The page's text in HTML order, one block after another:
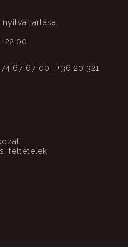
tartása:
22:00
67 67 00 | +36 20 321
feltételek